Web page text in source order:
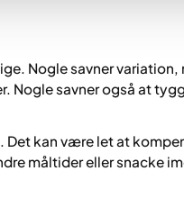
Nogle savner variation,
Nogle savner også at
kan være let at
måltider eller snacke